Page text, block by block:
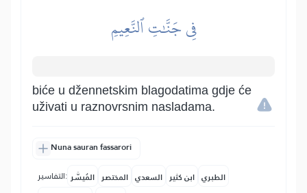
فِي جَنَّٰتِ ٱلنَّعِيمِ
biće u džennetskim blagodatima gdje će
uživati u raznovrsnim nasladama.
Nuna sauran fassarori
التفاسير: المُيسَّر المختصر السعدي ابن كثير الطبري